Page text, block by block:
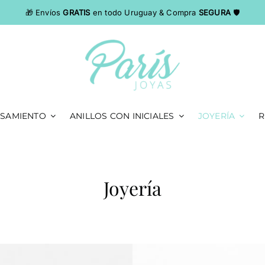
EnvíosGRATIS en todo Uruguay & CompraSEGURA 🛡
ANILLOS CON INICIALES JOYERÍA
Joyería